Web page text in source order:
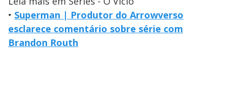
• Superman | Produtor do Arrowverso
esclarece comentário sobre série com
Brandon Routh